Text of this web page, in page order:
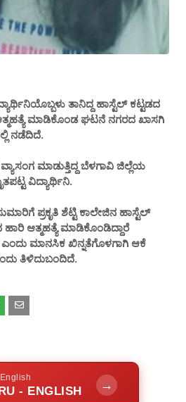
ತಾನಿದ್ದ ಹಾಸ್ಟೆಲ್ ಕಟ್ಟಡದ
ಮಾಡಿಕೊಂಡ ಘಟನೆ ನಗರದ ಖಾಸಗಿ
ನಡೆದಿದೆ.
ಮಾಡುತ್ತಿದ್ದ‌ ಬೆಳಗಾವಿ ಜಿಲ್ಲೆಯ
ವಿದ್ಯಾರ್ಥಿನಿ.
ಪ್ರಕೃತಿ ಶೆಟ್ಟಿ ಕಾಲೇಜಿನ ಹಾಸ್ಟೆಲ್
ಆತ್ಮಹತ್ಯೆ ಮಾಡಿಕೊಂಡಿದ್ದಾರೆ
ಎಂದು ಮಾನಸಿಕ ಖಿನ್ನತೆಗೊಳಗಾಗಿ ಆಕೆ
ತಿಳಿದುಬಂದಿದೆ.
- ENGLISH →